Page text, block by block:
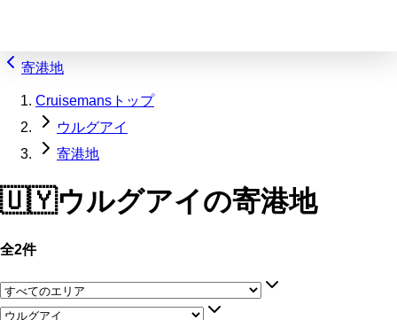
寄港地
Cruisemansトップ
ウルグアイ
寄港地
🇺🇾ウルグアイの寄港地
全2件